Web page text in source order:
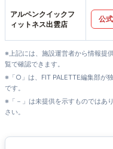
アルペンクイックフ
ィットネス出雲店
公式
※上記には、施設運営者から情報提
覧で確認できます。
※「○」は、FIT PALETTE編集部が
です。
※「－」は未提供を示すものではあ
さい。